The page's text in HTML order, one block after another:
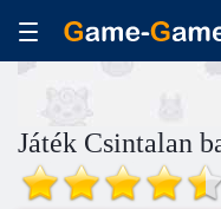
Játék Csintalan